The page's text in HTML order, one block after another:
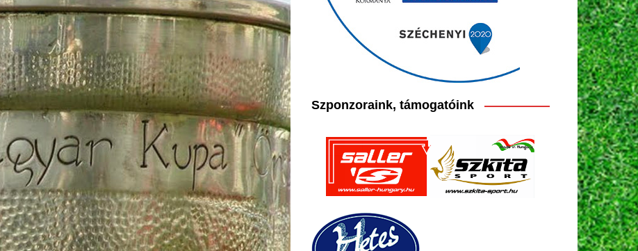
2025
2026
Szponzoraink, támogatóink